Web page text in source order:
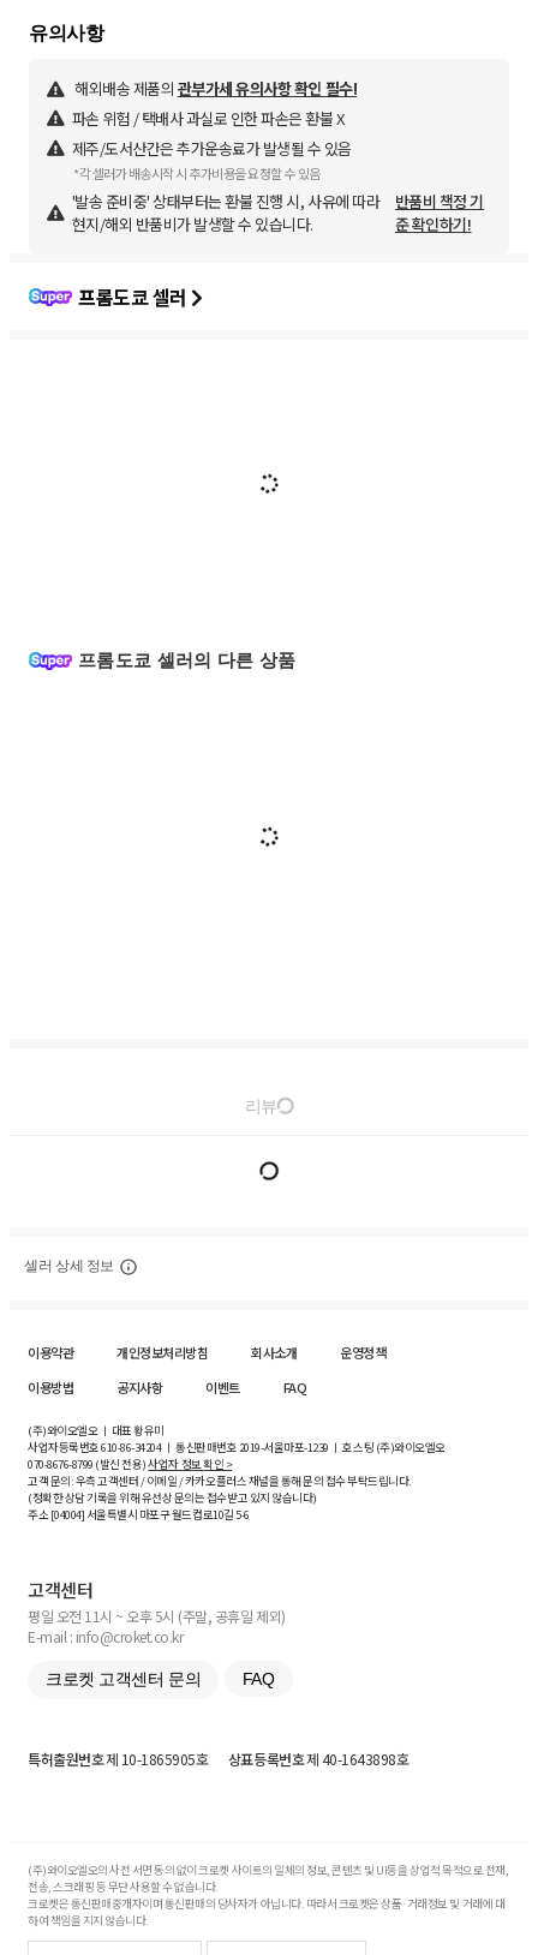
유의사항
해외배송 제품의 관부가세 유의사항 확인 필수!
파손 위험 / 택배사 과실로 인한 파손은 환불 X
제주/도서산간은 추가운송료가 발생될 수 있음
*각 셀러가 배송시작 시 추가비용을 요청할 수 있음
'발송 준비중' 상태부터는 환불 진행 시, 사유에 따라
현지/해외 반품비가 발생할 수 있습니다.
반품비 책정 기
준 확인하기!
프롬도쿄 셀러
프롬도쿄 셀러의 다른 상품
리뷰
셀러 상세 정보
이용약관 개인정보처리방침 회사소개
운영정책
이용방법
공지사항 이벤트 FAQ
(주)와이오엘오 ㅣ 대표 황유미
사업자등록번호610-86-34204ㅣ 통신판매번호 2019-서울마포-1239 ㅣ 호스팅 (주)와이오엘오
070-8676-8799 (발신 전용)사업자 정보 확인 >
고객 문의: 우측 고객센터 / 이메일 / 카카오플러스 채널을 통해 문의 접수 부탁드립니다.
(정확한 상담 기록을 위해 유선상 문의는 접수받고 있지 않습니다)
주소 [04004] 서울특별시 마포구 월드컵로10길5-6
고객센터
평일 오전 11시 ~ 오후 5시 (주말, 공휴일 제외)
E-mail : info@croket.co.kr
크로켓 고객센터 문의 FAQ
특허출원번호제 10-1865905호 상표등록번호제 40-1643898호
(주)와이오엘오의 사전 서면 동의 없이 크로켓 사이트의 일체의 정보, 콘텐츠 및 UI등을 상업적 목적으로 전재,
전송, 스크래핑 등 무단 사용할 수 없습니다.
크로켓은 통신판매중개자이며 통신판매의 당사자가 아닙니다. 따라서 크로켓은 상품·거래정보 및 거래에 대
하여 책임을 지지 않습니다.